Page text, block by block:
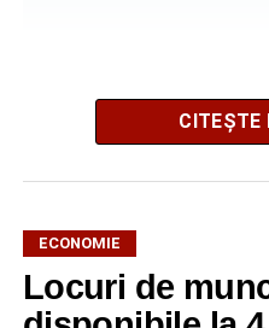
Potrivit unui comunicat al
gradual, în funcție de
Reprezentanții Kronospan
CITEȘTE
ECONOMIE
Locuri de